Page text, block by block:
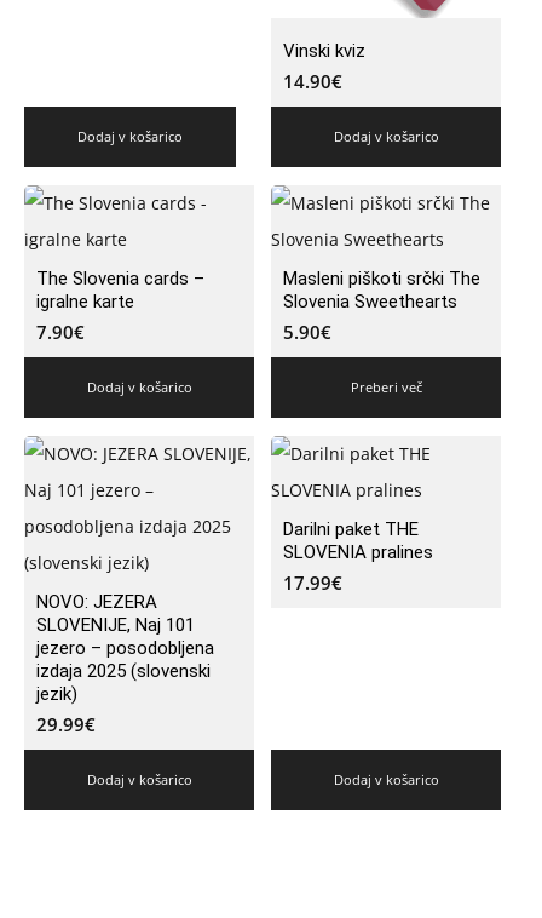
Dodaj v košarico
Vinski kviz
14.90€
Dodaj v košarico
The Slovenia cards –
igralne karte
7.90€
Dodaj v košarico
Masleni piškoti srčki The
Slovenia Sweethearts
5.90€
Preberi več
NOVO: JEZERA
SLOVENIJE, Naj 101
jezero – posodobljena
izdaja 2025 (slovenski
jezik)
29.99€
Dodaj v košarico
Darilni paket THE
SLOVENIA pralines
17.99€
Dodaj v košarico